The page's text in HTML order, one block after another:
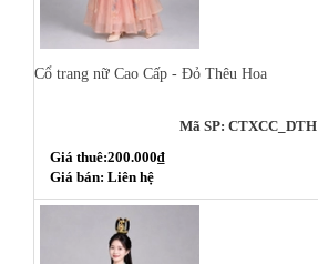
Cổ trang nữ Cao Cấp - Đỏ Thêu Hoa
Mã SP: CTXCC_DTH
Giá thuê:200.000₫
Giá bán: Liên hệ